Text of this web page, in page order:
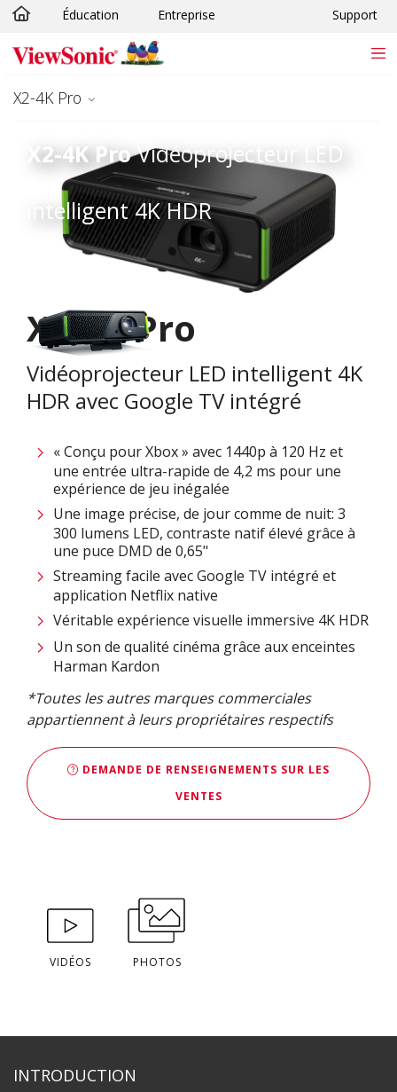
Passer au contenu principal
Éducation Entreprise Support
X2-4K Pro
X2-4K Pro
Vidéoprojecteur LED intelligent 4K
HDR avec Google TV intégré
« Conçu pour Xbox » avec 1440p à 120 Hz et
une entrée ultra-rapide de 4,2 ms pour une
expérience de jeu inégalée
Une image précise, de jour comme de nuit: 3
300 lumens LED, contraste natif élevé grâce à
une puce DMD de 0,65"
Streaming facile avec Google TV intégré et
application Netflix native
Véritable expérience visuelle immersive 4K HDR​​
Un son de qualité cinéma grâce aux enceintes
Harman Kardon
*Toutes les autres marques commerciales
appartiennent à leurs propriétaires respectifs
DEMANDE DE RENSEIGNEMENTS SUR LES
VENTES
VIDÉOS PHOTOS
INTRODUCTION
PUISSANCE
ACCRUE
X2-4K ProVidéoprojecteur LED
intelligent 4K HDR​